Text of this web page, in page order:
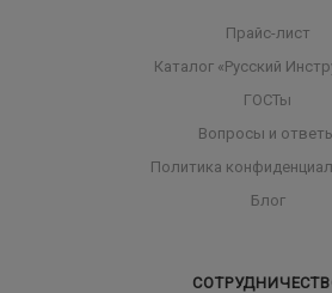
Прайс-лист
Каталог «Русский
ГОСТы
Вопросы и
Политика
Блог